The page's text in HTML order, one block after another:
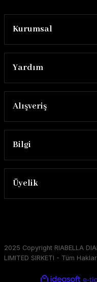
Kurumsal
Yardım
Alışveriş
Bilgi
Üyelik
2025 Copyright RIABELLA
LIMITED SIRKETI - Tüm